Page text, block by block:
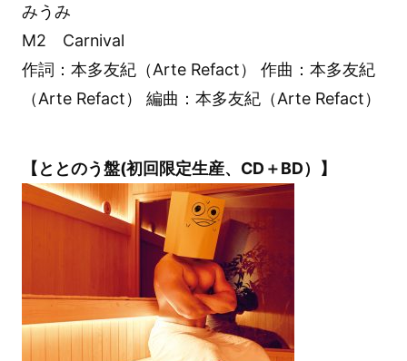
みうみ
M2 Carnival
作詞：本多友紀（Arte Refact） 作曲：本多友紀
（Arte Refact） 編曲：本多友紀（Arte Refact）
【ととのう盤(初回限定生産、CD＋BD）】